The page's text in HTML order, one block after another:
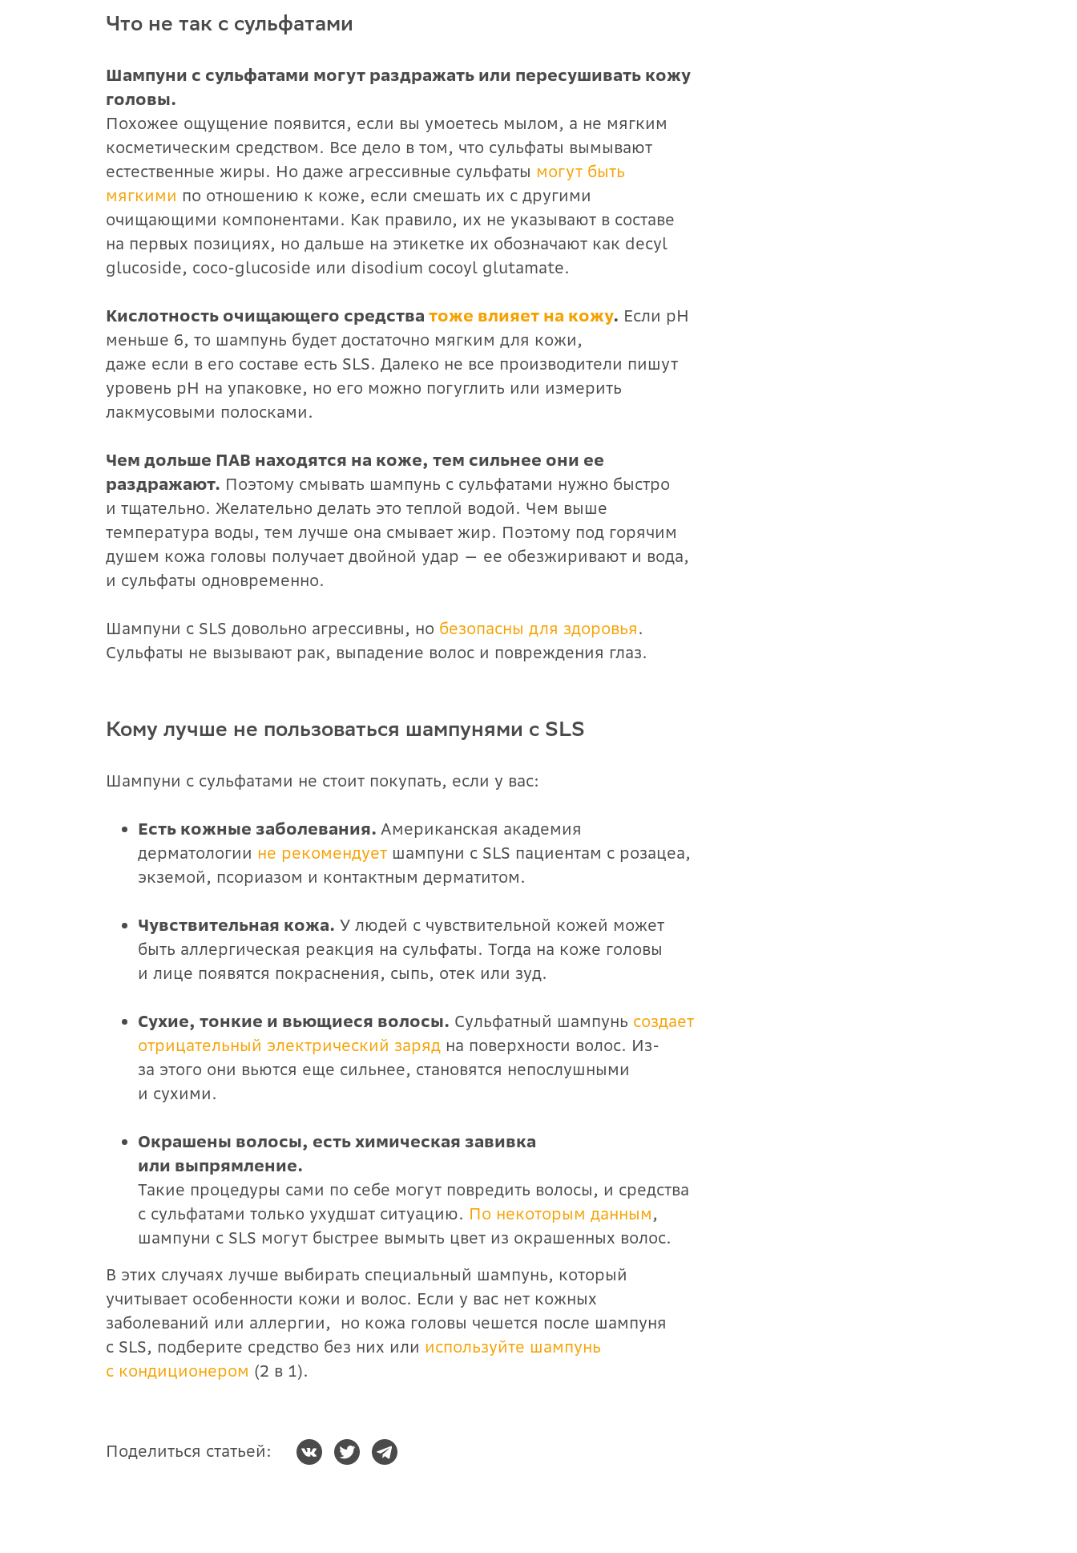
Что не так с сульфатами
Шампуни с сульфатами могут раздражать или пересушивать кожу
головы.
Похожее ощущение появится, если вы умоетесь мылом, а не мягким
косметическим средством. Все дело в том, что сульфаты вымывают
естественные жиры. Но даже агрессивные сульфаты могут быть
мягкими по отношению к коже, если смешать их с другими
очищающими компонентами. Как правило, их не указывают в составе
на первых позициях, но дальше на этикетке их обозначают как decyl
glucoside, coco-glucoside или disodium cocoyl glutamate.
Кислотность очищающего средства тоже влияет на кожу. Если pH
меньше 6, то шампунь будет достаточно мягким для кожи,
даже если в его составе есть SLS. Далеко не все производители пишут
уровень pH на упаковке, но его можно погуглить или измерить
лакмусовыми полосками.
Чем дольше ПАВ находятся на коже, тем сильнее они ее
раздражают. Поэтому смывать шампунь с сульфатами нужно быстро
и тщательно. Желательно делать это теплой водой. Чем выше
температура воды, тем лучше она смывает жир. Поэтому под горячим
душем кожа головы получает двойной удар — ее обезжиривают и вода,
и сульфаты одновременно.
Шампуни с SLS довольно агрессивны, но безопасны для здоровья.
Сульфаты не вызывают рак, выпадение волос и повреждения глаз.
Кому лучше не пользоваться шампунями с SLS
Шампуни с сульфатами не стоит покупать, если у вас:
Есть кожные заболевания. Американская академия
дерматологии не рекомендует шампуни с SLS пациентам с розацеа,
экземой, псориазом и контактным дерматитом.
Чувствительная кожа. У людей с чувствительной кожей может
быть аллергическая реакция на сульфаты. Тогда на коже головы
и лице появятся покраснения, сыпь, отек или зуд.
Сухие, тонкие и вьющиеся волосы. Сульфатный шампунь создает
отрицательный электрический заряд на поверхности волос. Из-
за этого они вьются еще сильнее, становятся непослушными
и сухими.
Окрашены волосы, есть химическая завивка
или выпрямление.
Такие процедуры сами по себе могут повредить волосы, и средства
с сульфатами только ухудшат ситуацию. По некоторым данным,
шампуни с SLS могут быстрее вымыть цвет из окрашенных волос.
В этих случаях лучше выбирать специальный шампунь, который
учитывает особенности кожи и волос. Если у вас нет кожных
заболеваний или аллергии, но кожа головы чешется после шампуня
с SLS, подберите средство без них или используйте шампунь
с кондиционером (2 в 1).
Поделиться статьей: